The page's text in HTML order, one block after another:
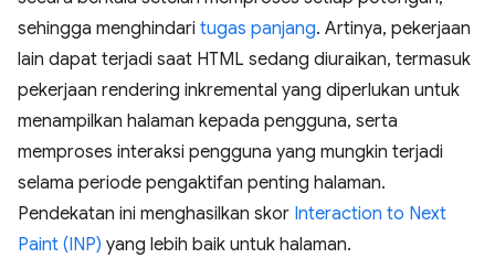
sehingga menghindari tugas panjang. Artinya, pekerjaan
lain dapat terjadi saat HTML sedang diuraikan, termasuk
pekerjaan rendering inkremental yang diperlukan untuk
menampilkan halaman kepada pengguna, serta
memproses interaksi pengguna yang mungkin terjadi
selama periode pengaktifan penting halaman.
Pendekatan ini menghasilkan skor Interaction to Next
Paint (INP) yang lebih baik untuk halaman.